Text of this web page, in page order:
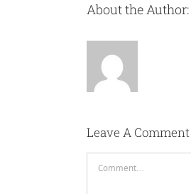
About the Author:
Leave A Comment